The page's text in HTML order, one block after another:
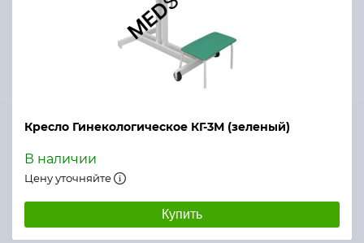
Кресло Гинекологическое КГ-3М (зеленый)
В наличии
Цену уточняйте
Купить